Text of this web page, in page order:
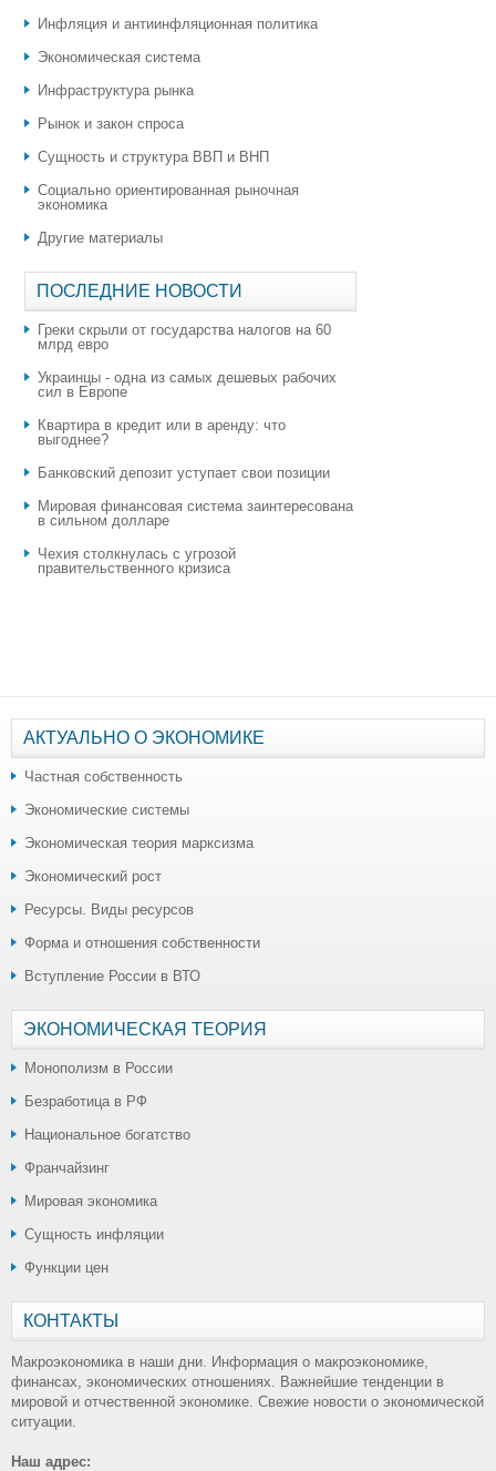
Инфляция и антиинфляционная политика
Экономическая система
Инфраструктура рынка
Рынок и закон спроса
Сущность и структура ВВП и ВНП
Социально ориентированная рыночная
экономика
Другие материалы
ПОСЛЕДНИЕ НОВОСТИ
Греки скрыли от государства налогов на 60
млрд евро
Украинцы - одна из самых дешевых рабочих
сил в Европе
Квартира в кредит или в аренду: что
выгоднее?
​Банковский депозит уступает свои позиции
Мировая финансовая система заинтересована
в сильном долларе
Чехия столкнулась с угрозой
правительственного кризиса
АКТУАЛЬНО О ЭКОНОМИКЕ
Частная собственность
Экономические системы
Экономическая теория марксизма
Экономический рост
Ресурсы. Виды ресурсов
Форма и отношения собственности
Вступление России в ВТО
ЭКОНОМИЧЕСКАЯ ТЕОРИЯ
Монополизм в России
Безработица в РФ
Национальное богатство
Франчайзинг
Мировая экономика
Сущность инфляции
Функции цен
КОНТАКТЫ
Макроэкономика в наши дни. Информация о макроэкономике,
финансах, экономических отношениях. Важнейшие тенденции в
мировой и отчественной экономике. Свежие новости о экономической
ситуации.
Наш адрес: